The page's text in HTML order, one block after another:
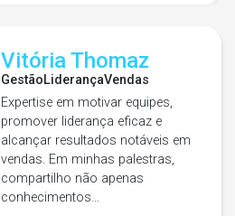
Vitória Thomaz
GestãoLiderançaVendas
Expertise em motivar equipes,
promover liderança eficaz e
alcançar resultados notáveis em
vendas. Em minhas palestras,
compartilho não apenas
conhecimentos…